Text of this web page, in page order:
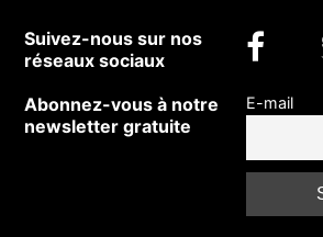
Suivez-nous sur nos
réseaux sociaux
Abonnez-vous à notre
newsletter gratuite
E-mail